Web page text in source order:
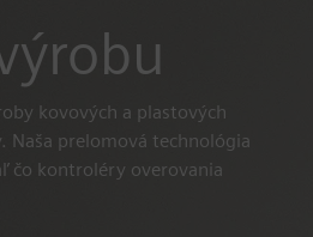
kovových a plastových
prelomová technológia
čo kontroléry overovania